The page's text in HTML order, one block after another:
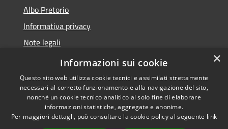
Albo Pretorio
Informativa privacy
Note legali
Dichiarazione di accessibilità
Accessibilità
Copyright © 2026 • Comune di
Martirano • Powered by
×
Informazioni sui cookie
Questo sito web utilizza cookie tecnici e assimilati strettamente
necessari al corretto funzionamento e alla navigazione del sito,
nonché un cookie tecnico analitico al solo fine di elaborare
informazioni statistiche, aggregate e anonime.
Per maggiori dettagli, può consultare la cookie policy al seguente link